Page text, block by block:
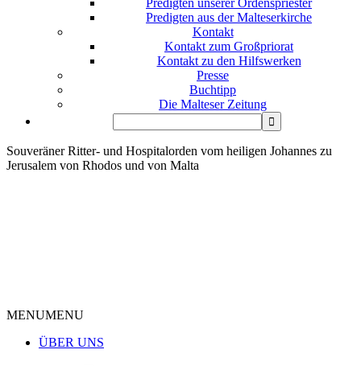
Predigten unserer Ordenspriester
Predigten aus der Malteserkirche
Kontakt
Kontakt zum Großpriorat
Kontakt zu den Hilfswerken
Presse
Buchtipp
Die Malteser Zeitung
Souveräner Ritter- und Hospitalorden vom heiligen Johannes zu
Jerusalem von Rhodos und von Malta
MENUMENU
ÜBER UNS